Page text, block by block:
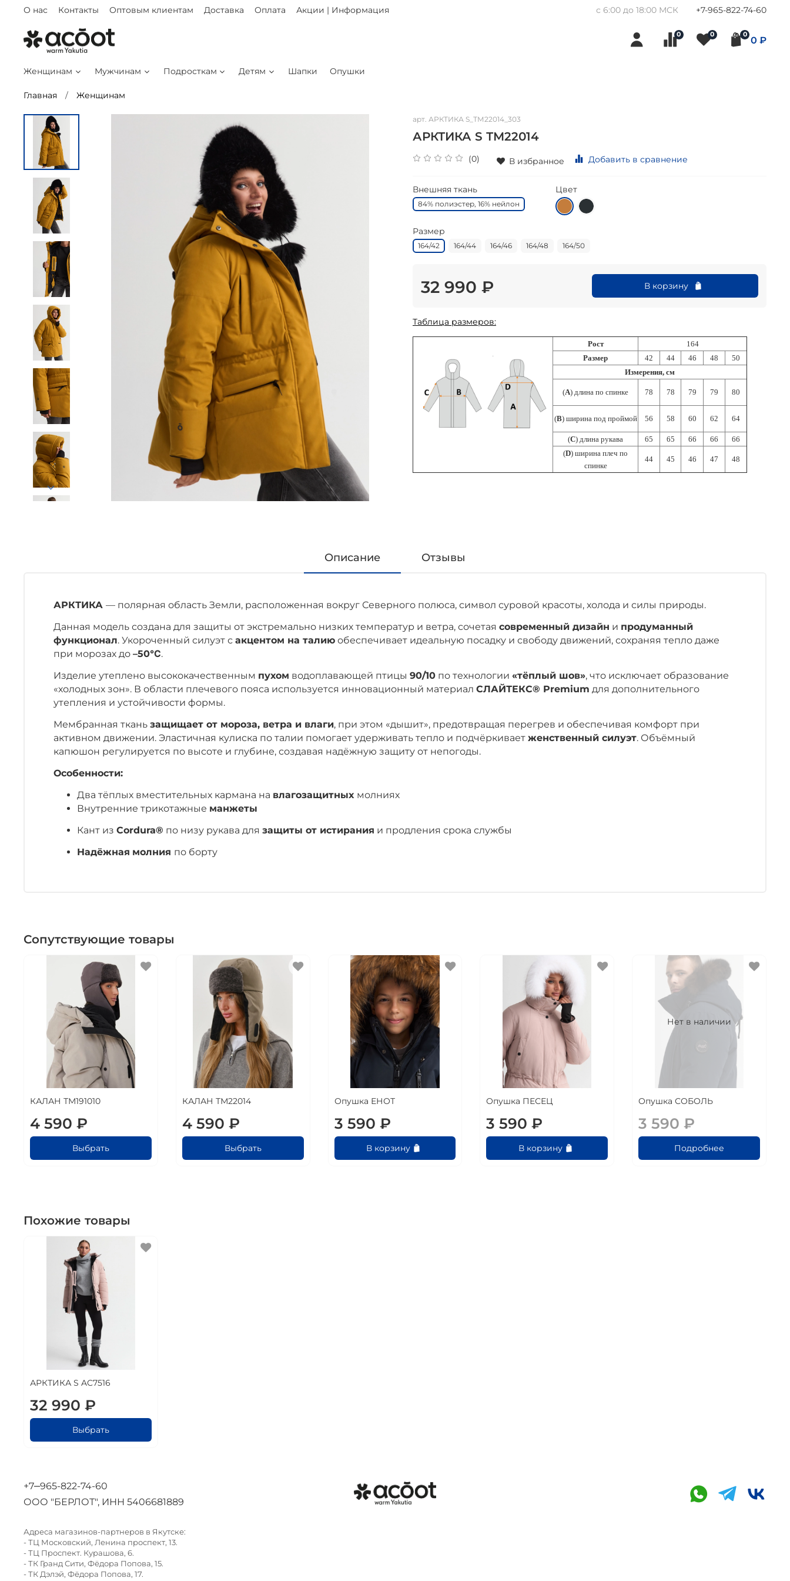
О нас Контакты Оптовым клиентам Доставка Оплата Акции | Информация с 6:00 до 18:00 МСК +7-965-822-74-60
0 0 0 0 ₽
Женщинам Мужчинам Подросткам Детям Шапки Опушки
Главная Женщинам
арт. АРКТИКА S_ТМ22014_303
АРКТИКА S ТМ22014
(0) В избранное Добавить в сравнение
Внешняя ткань
84% полиэстер, 16% нейлон
Цвет
Размер
164/42 164/44 164/46 164/48 164/50
32 990 ₽ В корзину
Таблица размеров:
Рост
164
Размер
42 44 46 48
50
Измерения, см
(А) длина по спинке 78 78 79 79 80
(В) ширина под проймой 56 58 60 62 64
(С) длина рукава 65 65 66 66
66
(D) ширина плеч по
спинке
44 45 46 47 48
Описание Отзывы
АРКТИКА — полярная область Земли, расположенная вокруг Северного полюса, символ суровой красоты, холода и силы природы.
Данная модель создана для защиты от экстремально низких температур и ветра, сочетая современный дизайн и продуманный
функционал. Укороченный силуэт с акцентом на талию обеспечивает идеальную посадку и свободу движений, сохраняя тепло даже
при морозах до –50℃.
Изделие утеплено высококачественным пухом водоплавающей птицы 90/10 по технологии «тёплый шов», что исключает образование
«холодных зон». В области плечевого пояса используется инновационный материал СЛАЙТЕКС® Premium для дополнительного
утепления и устойчивости формы.
Мембранная ткань защищает от мороза, ветра и влаги, при этом «дышит», предотвращая перегрев и обеспечивая комфорт при
активном движении. Эластичная кулиска по талии помогает удерживать тепло и подчёркивает женственный силуэт. Объёмный
капюшон регулируется по высоте и глубине, создавая надёжную защиту от непогоды.
Особенности:
Два тёплых вместительных кармана на влагозащитных молниях
Внутренние трикотажные манжеты
Кант из Cordura® по низу рукава для защиты от истирания и продления срока службы
Надёжная молния по борту
Сопутствующие товары
КАЛАН ТМ191010
4 590 ₽
Выбрать
КАЛАН ТМ22014
4 590 ₽
Выбрать
Опушка ЕНОТ
3 590 ₽
В корзину
Опушка ПЕСЕЦ
3 590 ₽
В корзину
Нет в наличии
Опушка СОБОЛЬ
3 590 ₽
Подробнее
Похожие товары
АРКТИКА S AC7516
32 990 ₽
Выбрать
+7‒965-822-74-60
ООО "БЕРЛОТ", ИНН 5406681889
Адреса магазинов-партнеров в Якутске:
- ТЦ Московский, Ленина проспект, 13.
- ТЦ Проспект. Курашова, 6.
- ТК Гранд Сити, Фёдора Попова, 15.
- ТК Дэлэй, Фёдора Попова, 17.